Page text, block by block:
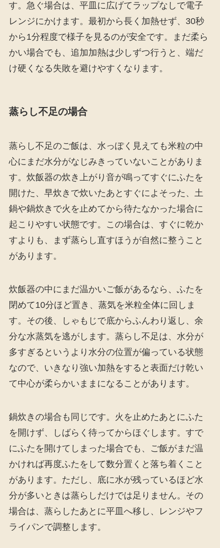
す。急ぐ場合は、平皿に広げてラップなしで電子
レンジにかけます。最初から長く加熱せず、30秒
から1分程度で様子を見るのが安全です。まだ柔ら
かい場合でも、追加加熱は少しずつ行うと、端だ
け硬くなる失敗を避けやすくなります。
蒸らし不足の場合
蒸らし不足のご飯は、水っぽく見えても米粒の中
心にまだ水分がなじみきっていないことがありま
す。炊飯器の炊き上がり音が鳴ってすぐにふたを
開けた、早炊きで炊いたあとすぐによそった、土
鍋や鍋炊きで火を止めてから待たなかった場合に
起こりやすい状態です。この場合は、すぐに乾か
すよりも、まず蒸らし直すほうが自然に整うこと
があります。
炊飯器の中にまだ温かいご飯があるなら、ふたを
閉めて10分ほど置き、蒸気を米粒全体に回しま
す。その後、しゃもじで底からふんわり返し、余
分な水蒸気を逃がします。蒸らし不足は、水分が
多すぎるというより水分の位置が偏っている状態
なので、いきなり強い加熱をすると表面だけ乾い
て中心が柔らかいままになることがあります。
鍋炊きの場合も同じです。火を止めたあとにふた
を開けず、しばらく待ってからほぐします。すで
にふたを開けてしまった場合でも、ご飯がまだ温
かければ再度ふたをして数分置くと落ち着くこと
があります。ただし、底に水が残っているほど水
分が多いときは蒸らしだけでは足りません。その
場合は、蒸らしたあとに平皿へ移し、レンジやフ
ライパンで調整します。